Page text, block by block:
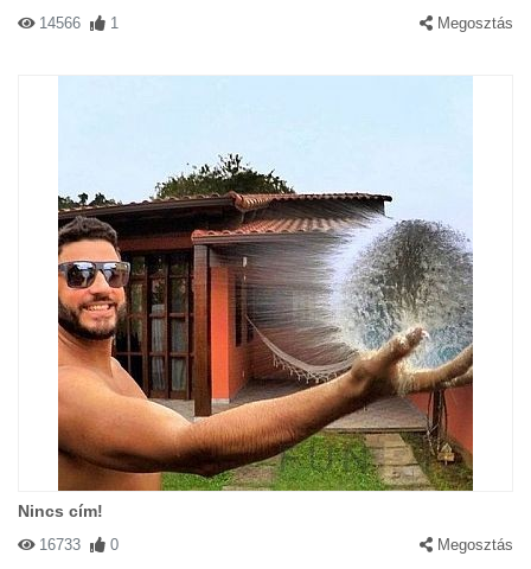
14566 1 Megosztás
Nincs cím!
16733 0 Megosztás